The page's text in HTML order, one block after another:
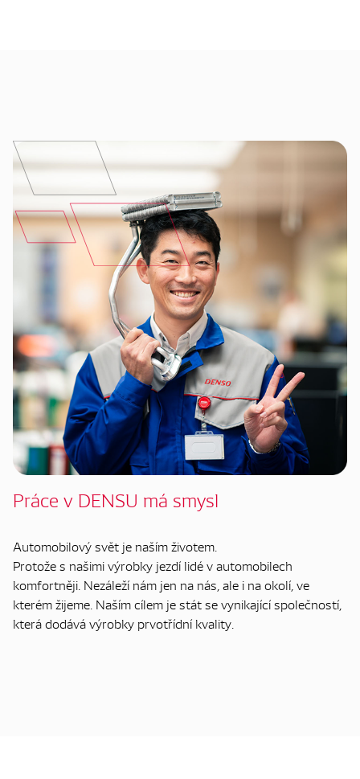
Práce v DENSU má smysl
Automobilový svět je naším životem.
Protože s našimi výrobky jezdí lidé v automobilech
komfortněji. Nezáleží nám jen na nás, ale i na okolí, ve
kterém žijeme. Naším cílem je stát se vynikající společností,
která dodává výrobky prvotřídní kvality.